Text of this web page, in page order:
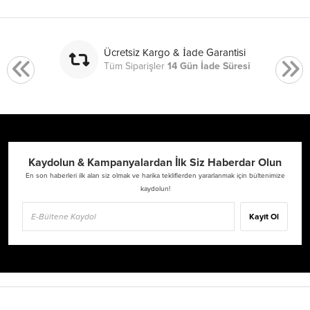
Ücretsiz Kargo & İade Garantisi
Tüm Siparişler14 Gün İade Süresi
Kaydolun & Kampanyalardan İlk Siz Haberdar Olun
En son haberleri ilk alan siz olmak ve harika tekliflerden yararlanmak için bültenimize
kaydolun!
Kayıt Ol